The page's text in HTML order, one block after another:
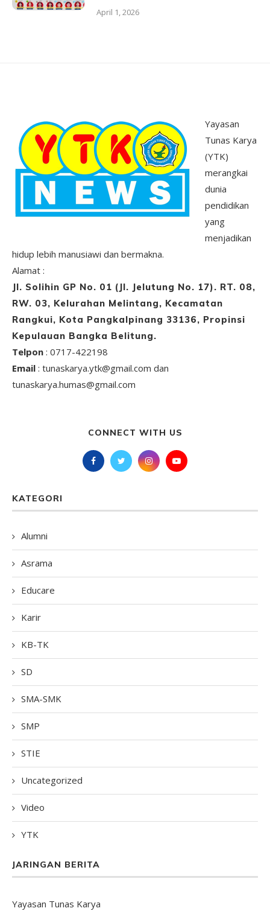
April 1, 2026
Yayasan
Tunas Karya
(YTK)
merangkai
dunia
pendidikan
yang
menjadikan
hidup lebih manusiawi dan bermakna.
Alamat :
Jl. Solihin GP No. 01 (Jl. Jelutung No. 17). RT. 08,
RW. 03, Kelurahan Melintang, Kecamatan
Rangkui, Kota Pangkalpinang 33136, Propinsi
Kepulauan Bangka Belitung.
Telpon : 0717-422198
Email : tunaskarya.ytk@gmail.com dan
tunaskarya.humas@gmail.com
CONNECT WITH US
KATEGORI
Alumni
Asrama
Educare
Karir
KB-TK
SD
SMA-SMK
SMP
STIE
Uncategorized
Video
YTK
JARINGAN BERITA
Yayasan Tunas Karya